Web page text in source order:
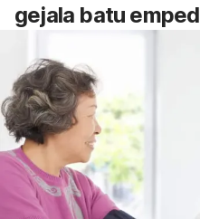
gejala batu